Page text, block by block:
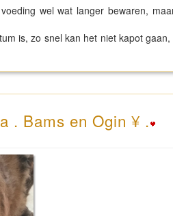
wel wat langer bewaren,
is, zo snel kan het niet kapot
. Bams en Ogin ¥ .